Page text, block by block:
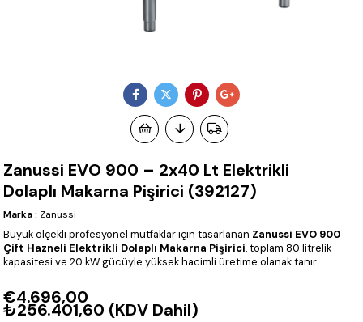
Zanussi EVO 900 – 2x40 Lt Elektrikli
Dolaplı Makarna Pişirici (392127)
Marka : Zanussi
Büyük ölçekli profesyonel mutfaklar için tasarlanan Zanussi EVO 900
Çift Hazneli Elektrikli Dolaplı Makarna Pişirici, toplam 80 litrelik
kapasitesi ve 20 kW gücüyle yüksek hacimli üretime olanak tanır.
€4.696,00
₺256.401,60 (KDV Dahil)